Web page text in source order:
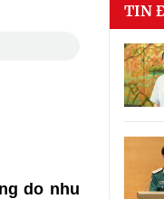
do nhu
TIN